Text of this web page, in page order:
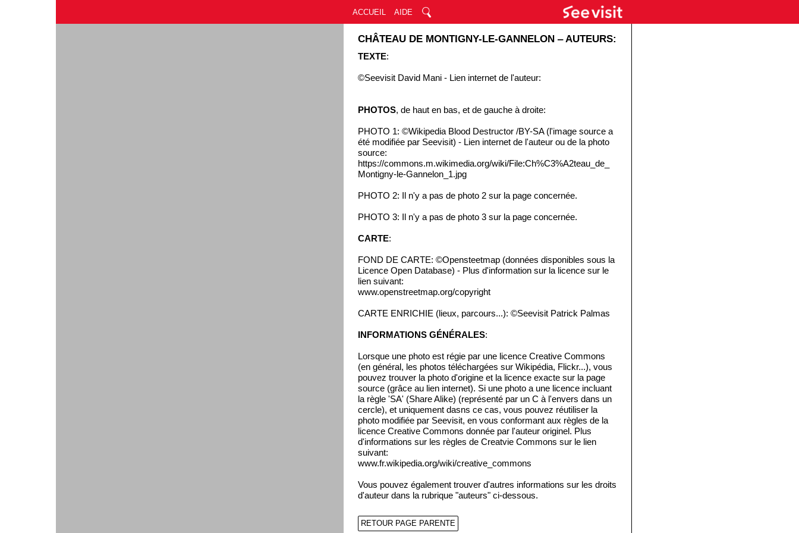
ACCUEIL AIDE
CHÂTEAU DE MONTIGNY-LE-GANNELON ‒ AUTEURS:
TEXTE:
©Seevisit David Mani - Lien internet de l'auteur:
PHOTOS, de haut en bas, et de gauche à droite:
PHOTO 1: ©Wikipedia Blood Destructor /BY-SA (l'image source a
été modifiée par Seevisit) - Lien internet de l'auteur ou de la photo
source:
https://commons.m.wikimedia.org/wiki/File:Ch%C3%A2teau_de_
Montigny-le-Gannelon_1.jpg
PHOTO 2: Il n'y a pas de photo 2 sur la page concernée.
PHOTO 3: Il n'y a pas de photo 3 sur la page concernée.
CARTE:
FOND DE CARTE: ©Opensteetmap (données disponibles sous la
Licence Open Database) - Plus d'information sur la licence sur le
lien suivant:
www.openstreetmap.org/copyright
CARTE ENRICHIE (lieux, parcours...): ©Seevisit Patrick Palmas
INFORMATIONS GÉNÉRALES:
Lorsque une photo est régie par une licence Creative Commons
(en général, les photos téléchargées sur Wikipédia, Flickr...), vous
pouvez trouver la photo d'origine et la licence exacte sur la page
source (grâce au lien internet). Si une photo a une licence incluant
la règle 'SA' (Share Alike) (représenté par un C à l'envers dans un
cercle), et uniquement dasns ce cas, vous pouvez réutiliser la
photo modifiée par Seevisit, en vous conformant aux règles de la
licence Creative Commons donnée par l'auteur originel. Plus
d'informations sur les règles de Creatvie Commons sur le lien
suivant:
www.fr.wikipedia.org/wiki/creative_commons
Vous pouvez également trouver d'autres informations sur les droits
d'auteur dans la rubrique "auteurs" ci-dessous.
RETOUR PAGE PARENTE